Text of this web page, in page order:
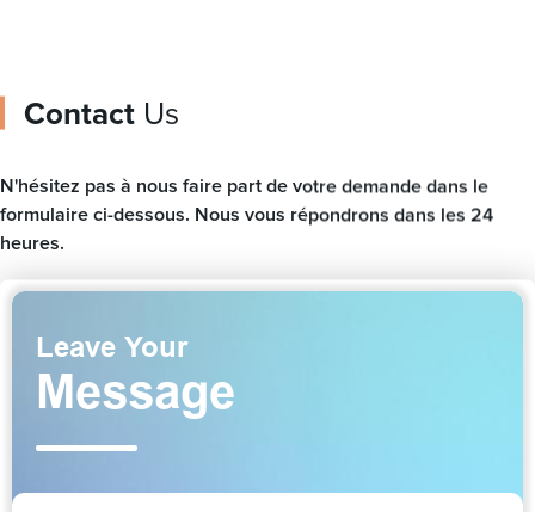
Contact Us
N'hésitez pas à nous faire part de votre demande dans le
formulaire ci-dessous. Nous vous répondrons dans les 24
heures.